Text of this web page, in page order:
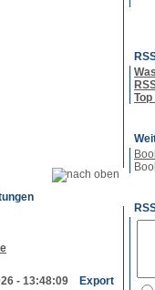
- 13:48:09 Export